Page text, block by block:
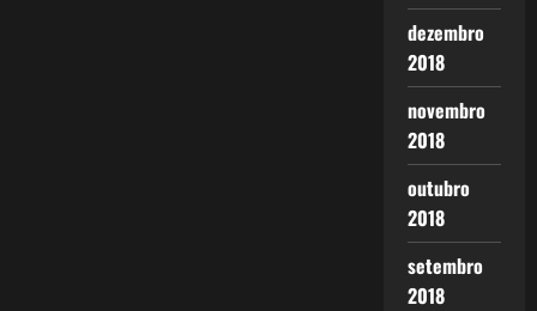
dezembro
2018
novembro
2018
outubro
2018
setembro
2018